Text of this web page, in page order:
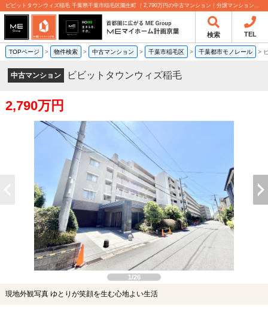
ビビットタウンウィズ稲毛 千葉県千葉市稲毛区園生町 ｜2,790万円の中古マンション｜分譲マンション情報｜MEマイホーム計画京葉株式会社
検索 TEL
TOPページ > 物件検索 > 中古マンション > 千葉市稲毛区 > 千葉都市モノレール >
中古マンション ビビットタウンウィズ稲毛
2,790万円
1/26
現地外観写真 ゆとりが笑顔を生む心地よい生活